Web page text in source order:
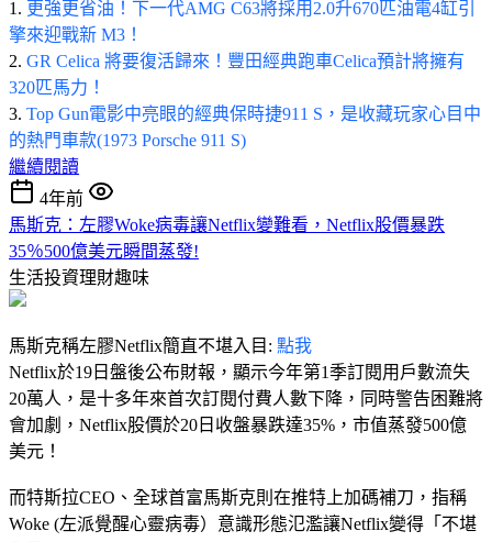
1. 更強更省油！下一代AMG C63將採用2.0升670匹油電4缸引
擎來迎戰新 M3！
2. GR Celica 將要復活歸來！豐田經典跑車Celica預計將擁有
320匹馬力！
3. Top Gun電影中亮眼的經典保時捷911 S，是收藏玩家心目中
的熱門車款(1973 Porsche 911 S)
繼續閱讀
4年前
馬斯克：左膠Woke病毒讓Netflix變難看，Netflix股價暴跌
35％500億美元瞬間蒸發!
生活投資理財趣味
馬斯克稱左膠Netflix簡直不堪入目: 點我
Netflix於19日盤後公布財報，顯示今年第1季訂閱用戶數流失
20萬人，是十多年來首次訂閱付費人數下降，同時警告困難將
會加劇，Netflix股價於20日收盤暴跌達35%，市值蒸發500億
美元！
而特斯拉CEO、全球首富馬斯克則在推特上加碼補刀，指稱
Woke (左派覺醒心靈病毒）意識形態氾濫讓Netflix變得「不堪